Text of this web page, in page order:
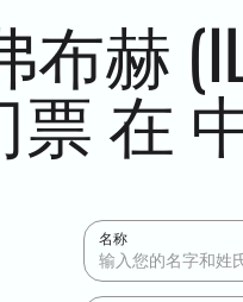
赫
票 在
名称